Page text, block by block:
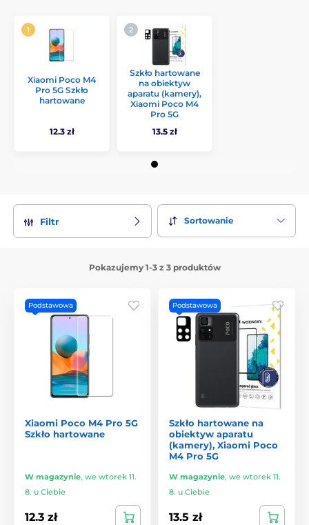
Xiaomi Poco M4
Pro 5G Szkło
hartowane
12.3 zł
Szkło hartowane
na obiektyw
aparatu (kamery),
Xiaomi Poco M4
Pro 5G
13.5 zł
Filtr Sortowanie
Pokazujemy 1-3 z 3 produktów
Podstawowa
Xiaomi Poco M4 Pro 5G
Szkło hartowane
W magazynie, we wtorek 11.
8. u Ciebie
12.3 zł
Podstawowa
Szkło hartowane na
obiektyw aparatu
(kamery), Xiaomi Poco
M4 Pro 5G
W magazynie, we wtorek 11.
8. u Ciebie
13.5 zł